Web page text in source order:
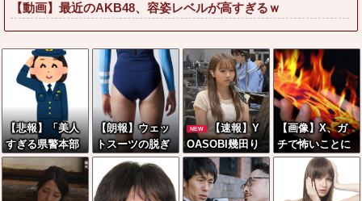
【動画】最近のAKB48、容姿レベルが高すぎるｗ
【悲報】「美人
すぎる県警本部
長」失職ｗｗｗ
ｗｗｗｗｗｗ
【朗報】ウェッ
トスーツの脱ぎ
方を教えるたっ
た20秒の動画、
900万回以上再
NEW
【速報】Y
OASOBI幾田り
ら、最新のCカ
ップお乳wwww
wwwwww
【画像】X、ガ
チで怖いことに
なる